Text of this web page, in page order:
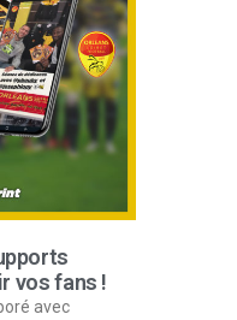
vos fans !
avec